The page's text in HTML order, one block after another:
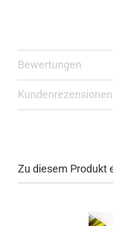
Bewertungen
Kundenrezensionen
Zu diesem Produkt